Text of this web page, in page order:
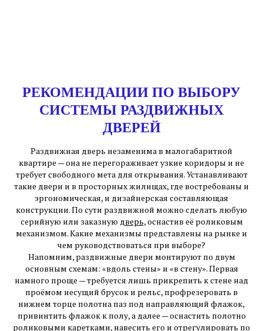
РЕКОМЕНДАЦИИ ПО ВЫБОРУ
СИСТЕМЫ РАЗДВИЖНЫХ
ДВЕРЕЙ
Раздвижная дверь незаменима в малогабаритной
квартире — она не перегораживаетузкие коридоры и не
требует свободного мета для открывания. Устанавливают
такие двери и в просторных жилищах, где востребованы и
эргономическая, и дизайнерская составляющая
конструкции. По сути раздвижной можно сделать любую
серийную или заказную дверь, оснастив её роликовым
механизмом. Какие механизмы представлены на рынке и
чем руководствоваться при выборе?
Напомним, раздвижные двери монтируют по двум
основным схемам: «вдоль стены» и «в стену». Первая
намного проще — требуется лишь прикрепить к стене над
проёмом несущий брусок и рельс, профрезеровать в
нижнем торце полотна паз под направляющий флажок,
привинтить флажок к полу, а далее — оснастить полотно
роликовыми каретками, навесить его и отрегулировать по